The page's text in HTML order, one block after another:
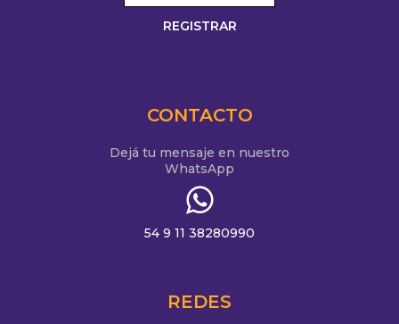
CONTACTO
Dejá tu mensaje en nuestro
WhatsApp
54 9 11 38280990
REDES